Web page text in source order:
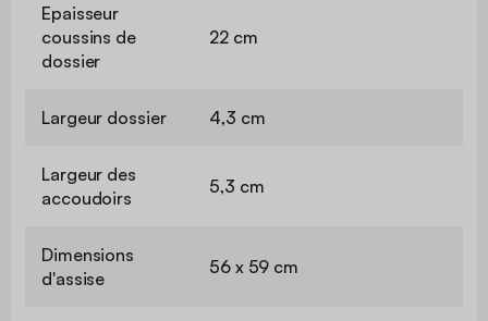
Epaisseur
coussins de
dossier
22 cm
Largeur dossier 4,3 cm
Largeur des
accoudoirs
5,3 cm
Dimensions
d'assise
56 x 59 cm